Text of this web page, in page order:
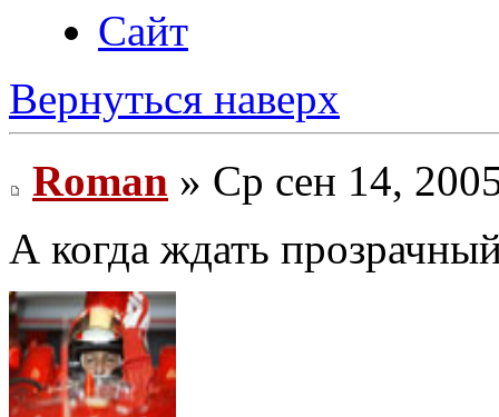
Сайт
Вернуться наверх
Roman » Ср сен 14,
А когда ждать